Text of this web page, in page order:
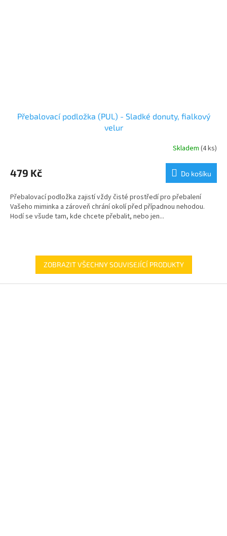
Přebalovací podložka (PUL) - Sladké donuty, fialkový
velur
Skladem (4 ks)
479 Kč Do košíku
Přebalovací podložka zajistí vždy čisté prostředí pro přebalení
Vašeho miminka a zároveň chrání okolí před případnou nehodou.
Hodí se všude tam, kde chcete přebalit, nebo jen...
ZOBRAZIT VŠECHNY SOUVISEJÍCÍ PRODUKTY